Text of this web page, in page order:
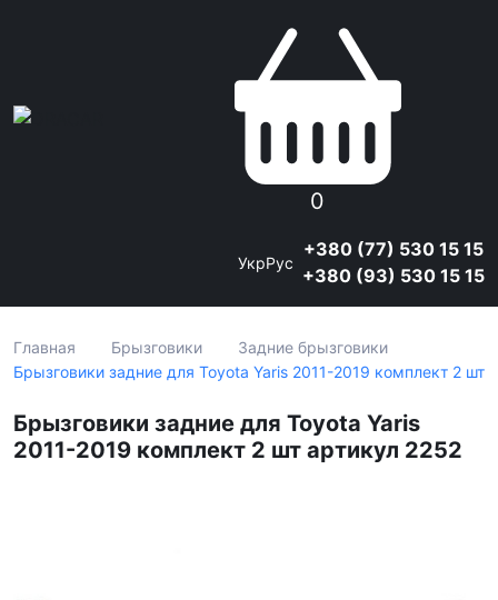
0
УкрРус
+380 (77) 530 15 15
+380 (93) 530 15 15
Главная Брызговики
Задние брызговики
Брызговики задние для Toyota Yaris 2011-2019 комплект 2 шт
Брызговики задние для Toyota Yaris
2011-2019 комплект 2 шт артикул 2252